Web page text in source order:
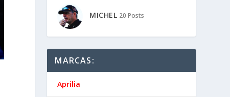
MICHEL 20 Posts
MARCAS:
Aprilia